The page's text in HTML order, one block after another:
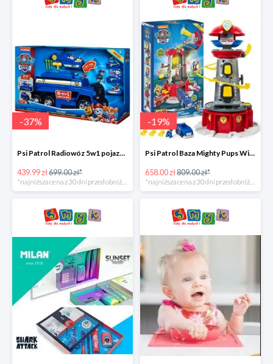
-37%
Psi Patrol Radiowóz 5w1 pojazd ratunkowy z figurką Chase'a -37%
439.99 zł699.00 zł*
-19%
Psi Patrol Baza Mighty Pups Wieża obserwacyjna+pojazd z figurką -19%
658.00 zł809.00 zł*